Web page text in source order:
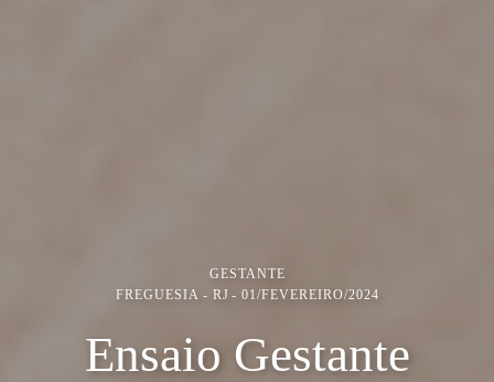
GESTANTE
FREGUESIA - RJ
01/FEVEREIRO/2024
Ensaio Gestante